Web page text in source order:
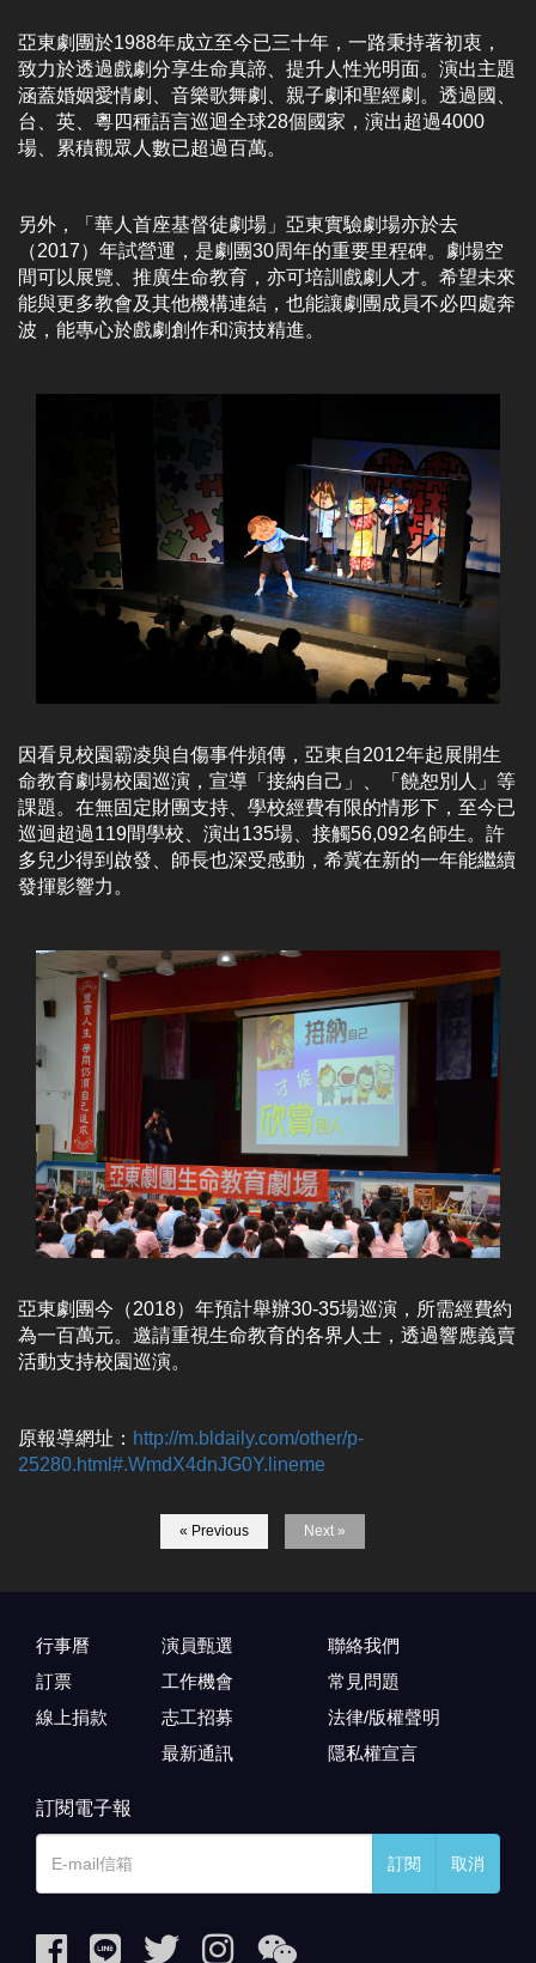
亞東劇團於1988年成立至今已三十年，一路秉持著初衷，
致力於透過戲劇分享生命真諦、提升人性光明面。演出主題
涵蓋婚姻愛情劇、音樂歌舞劇、親子劇和聖經劇。透過國、
台、英、粵四種語言巡迴全球28個國家，演出超過4000
場、累積觀眾人數已超過百萬。
另外，「華人首座基督徒劇場」亞東實驗劇場亦於去
（2017）年試營運，是劇團30周年的重要里程碑。劇場空
間可以展覽、推廣生命教育，亦可培訓戲劇人才。希望未來
能與更多教會及其他機構連結，也能讓劇團成員不必四處奔
波，能專心於戲劇創作和演技精進。
因看見校園霸凌與自傷事件頻傳，亞東自2012年起展開生
命教育劇場校園巡演，宣導「接納自己」、「饒恕別人」等
課題。在無固定財團支持、學校經費有限的情形下，至今已
巡迴超過119間學校、演出135場、接觸56,092名師生。許
多兒少得到啟發、師長也深受感動，希冀在新的一年能繼續
發揮影響力。
亞東劇團今（2018）年預計舉辦30-35場巡演，所需經費約
為一百萬元。邀請重視生命教育的各界人士，透過響應義賣
活動支持校園巡演。
原報導網址： http://m.bldaily.com/other/p-
25280.html#.WmdX4dnJG0Y.lineme
« Previous Next »
行事曆
訂票
線上捐款
演員甄選
工作機會
志工招募
最新通訊
聯絡我們
常見問題
法律/版權聲明
隱私權宣言
訂閱電子報
訂閱 取消